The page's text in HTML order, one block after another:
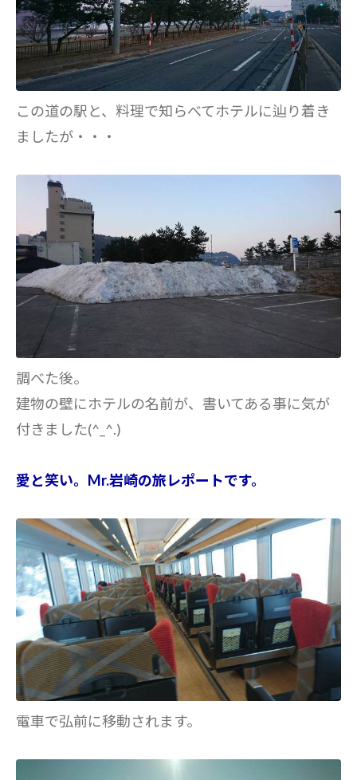
この道の駅と、料理で知らべてホテルに辿り着き
ましたが・・・
調べた後。
建物の壁にホテルの名前が、書いてある事に気が
付きました(^_^.)
愛と笑い。Mr.岩崎の旅レポートです。
電車で弘前に移動されます。